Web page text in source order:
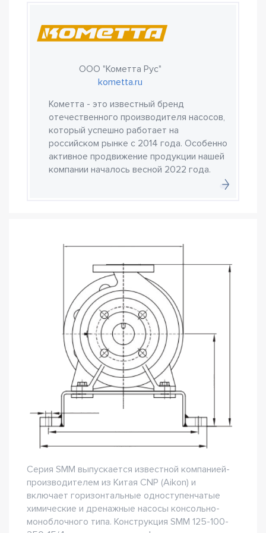
ООО "Кометта Рус"
kometta.ru
Кометта - это известный бренд
отечественного производителя насосов,
который успешно работает на
российском рынке с 2014 года. Особенно
активное продвижение продукции нашей
компании началось весной 2022 года.
Серия SMM выпускается известной компанией-
производителем из Китая CNP (Aikon) и
включает горизонтальные одноступенчатые
химические и дренажные насосы консольно-
моноблочного типа. Конструкция SMM 125-100-